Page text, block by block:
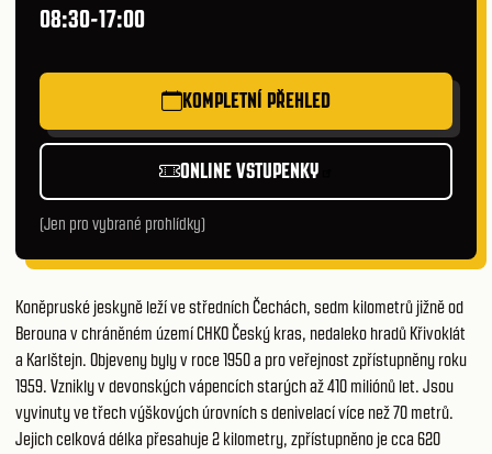
08:30-17:00
KOMPLETNÍ PŘEHLED
ONLINE VSTUPENKY
(Jen pro vybrané prohlídky)
Koněpruské jeskyně leží ve středních Čechách, sedm kilometrů jižně od
Berouna v chráněném území CHKO Český kras, nedaleko hradů Křivoklát
a Karlštejn. Objeveny byly v roce 1950 a pro veřejnost zpřístupněny roku
1959. Vznikly v devonských vápencích starých až 410 miliónů let. Jsou
vyvinuty ve třech výškových úrovních s denivelací více než 70 metrů.
Jejich celková délka přesahuje 2 kilometry, zpřístupněno je cca 620